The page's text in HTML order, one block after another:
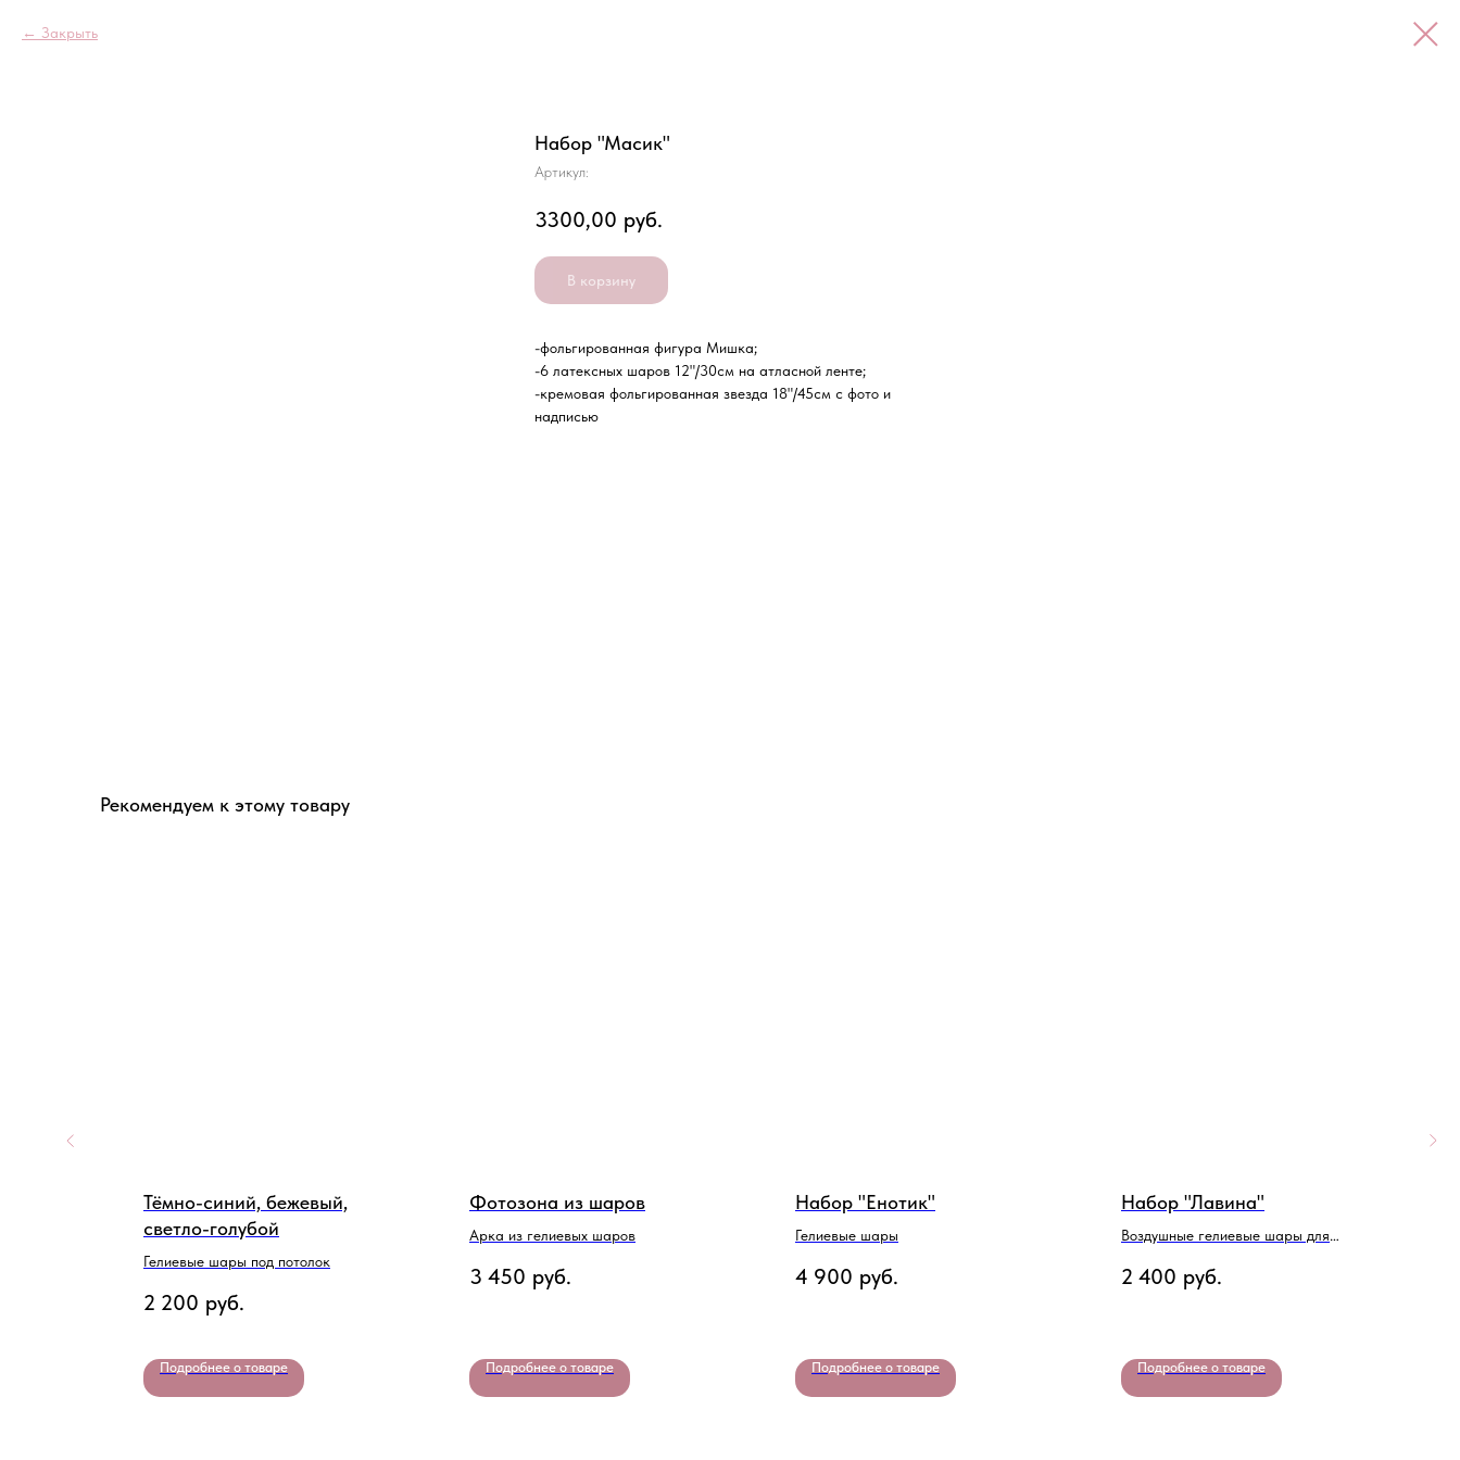
Закрыть
Набор "Масик"
Артикул:
3300,00 руб.
В корзину
-фольгированная фигура Мишка;
-6 латексных шаров 12"/30см на атласной ленте;
-кремовая фольгированная звезда 18"/45см с фото и
надписью
Рекомендуем к этому товару
Тёмно-синий, бежевый,
светло-голубой
Гелиевые шары под потолок
2 200 руб.
Подробнее о товаре
Фотозона из шаров
Арка из гелиевых шаров
3 450 руб.
Подробнее о товаре
Набор "Енотик"
Гелиевые шары
4 900 руб.
Подробнее о товаре
Набор "Лавина"
Воздушные гелиевые шары для
2 400 руб.
Подробнее о товаре